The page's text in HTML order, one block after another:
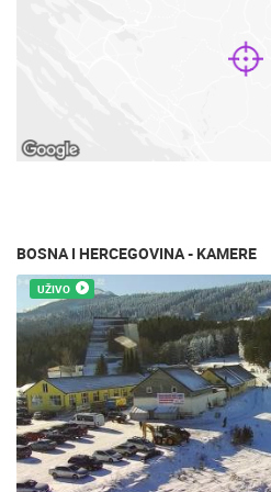
BOSNA I HERCEGOVINA - KAMERE
UŽIVO